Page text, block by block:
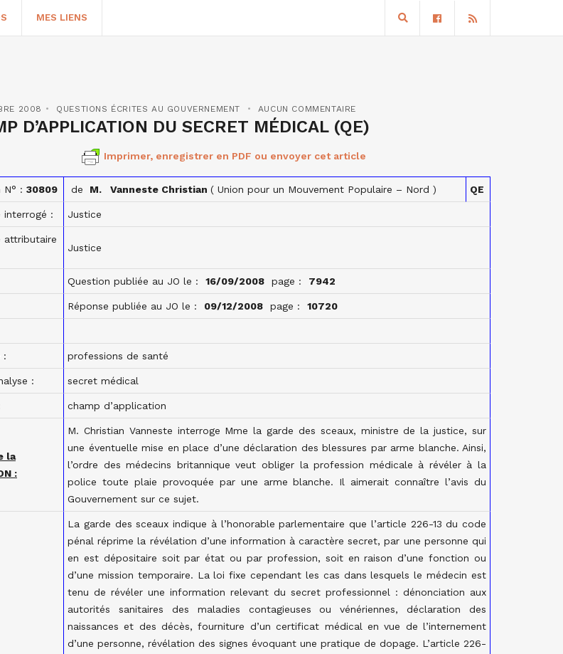
MES LIENS
2008 QUESTIONS ÉCRITES AU GOUVERNEMENT AUCUN COMMENTAIRE
D’APPLICATION DU SECRET MÉDICAL (QE)
Imprimer, enregistrer en PDF ou envoyer cet article
N° : 30809 de M. Vanneste Christian ( Union pour un Mouvement Populaire – Nord ) QE
interrogé : Justice
attributaire
Justice
Question publiée au JO le : 16/09/2008 page : 7942
Réponse publiée au JO le : 09/12/2008 page : 10720
: professions de santé
: secret médical
champ d’application
la
:
M. Christian Vanneste interroge Mme la garde des sceaux, ministre de la justice, sur
une éventuelle mise en place d’une déclaration des blessures par arme blanche. Ainsi,
l’ordre des médecins britannique veut obliger la profession médicale à révéler à la
police toute plaie provoquée par une arme blanche. Il aimerait connaître l’avis du
Gouvernement sur ce sujet.
La garde des sceaux indique à l’honorable parlementaire que l’article 226-13 du code
pénal réprime la révélation d’une information à caractère secret, par une personne qui
en est dépositaire soit par état ou par profession, soit en raison d’une fonction ou
d’une mission temporaire. La loi fixe cependant les cas dans lesquels le médecin est
tenu de révéler une information relevant du secret professionnel : dénonciation aux
autorités sanitaires des maladies contagieuses ou vénériennes, déclaration des
naissances et des décès, fourniture d’un certificat médical en vue de l’internement
d’une personne, révélation des signes évoquant une pratique de dopage. L’article 226-